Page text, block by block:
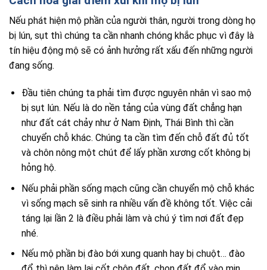
Nếu phát hiện mộ phần của người thân, người trong dòng họ
bị lún, sụt thì chúng ta cần nhanh chóng khắc phục vì đây là
tín hiệu động mộ sẽ có ảnh hưởng rất xấu đến những người
đang sống.
Đầu tiên chúng ta phải tìm được nguyên nhân vì sao mộ
bị sụt lún. Nếu là do nền tảng của vùng đất chẳng hạn
như đất cát chảy như ở Nam Định, Thái Bình thì cần
chuyển chỗ khác. Chúng ta cần tìm đến chỗ đất đủ tốt
và chôn nông một chút để lấy phần xương cốt không bị
hỏng hộ.
Nếu phải phần sống mạch cũng cần chuyển mộ chỗ khác
vì sống mạch sẽ sinh ra nhiều vấn đề không tốt. Việc cải
táng lại lần 2 là điều phải làm và chú ý tìm nơi đất đẹp
nhé.
Nếu mộ phần bị đào bới xung quanh hay bị chuột… đào